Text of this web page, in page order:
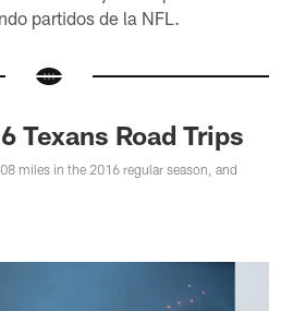
partidos de la NFL.
Texans Road Trips
miles in the 2016 regular season, and